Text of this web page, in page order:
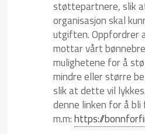
støttepartnere, slik
organisasjon skal
utgiften. Oppfordrer
mottar vårt
mulighetene for å
mindre eller større
slik at dette vil
denne linken for å
m.m:https://